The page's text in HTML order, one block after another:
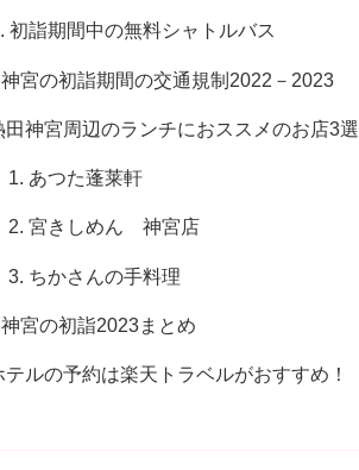
初詣期間中の無料シャトルバス
宮の初詣期間の交通規制2022－2023
田神宮周辺のランチにおススメのお店3選
あつた蓬莱軒
宮きしめん 神宮店
ちかさんの手料理
宮の初詣2023まとめ
テルの予約は楽天トラベルがおすすめ！